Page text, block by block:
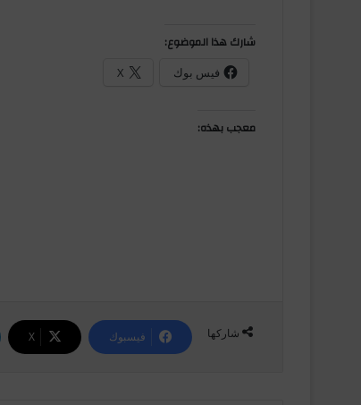
شارك هذا الموضوع:
فيس بوك X
معجب بهذه:
شاركها فيسبوك ‫X